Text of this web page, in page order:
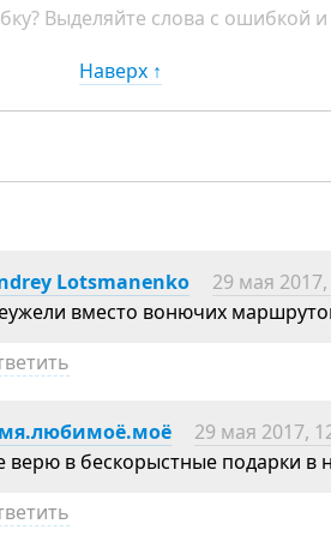
Выделяйте слова с ошибкой
Наверх ↑
Lotsmanenko 29 мая
вместо вонючих
29 мая 2017,
верю в бескорыстные подарки